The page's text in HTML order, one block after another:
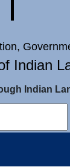
Indian
Indian